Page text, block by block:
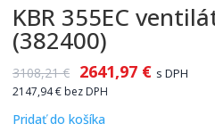
KBR 355EC
(382400)
3108,21€ 2641,97 € s DPH
2147,94€ bez DPH
Pridať do košíka